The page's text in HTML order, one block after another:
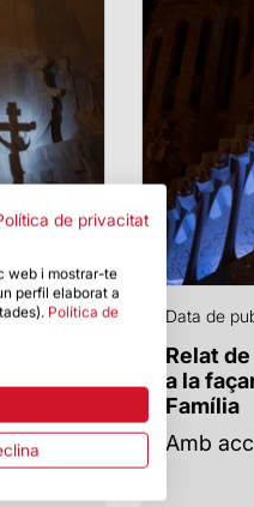
04/26
es van
Data de
Relat
a la
Família
Amb
de privacitat
web i mostrar-te
perfil elaborat a
Política de